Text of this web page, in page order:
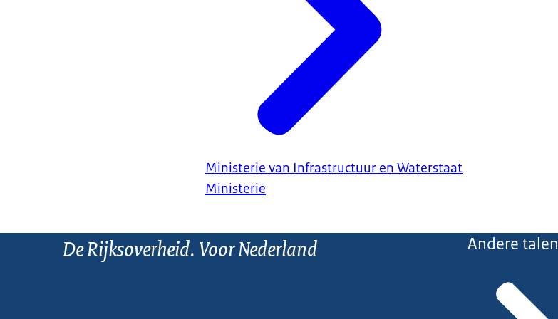
Ministerie van Infrastructuur en Waterstaat
Ministerie
De Rijksoverheid. Voor Nederland Andere talen